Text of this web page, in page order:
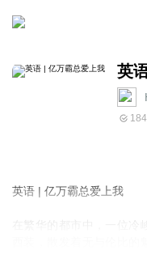
英
英语 | 亿万霸总爱上我
西装，散发着无与伦比的